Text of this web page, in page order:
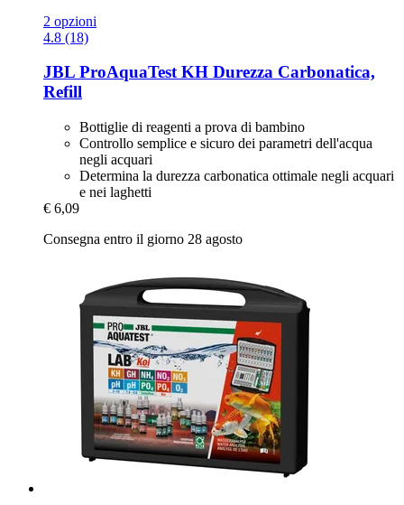
2 opzioni
4.8 (18)
JBL ProAquaTest KH Durezza Carbonatica,
Refill
Bottiglie di reagenti a prova di bambino
Controllo semplice e sicuro dei parametri dell'acqua
negli acquari
Determina la durezza carbonatica ottimale negli acquari
e nei laghetti
€ 6,09
Consegna entro il giorno 28 agosto